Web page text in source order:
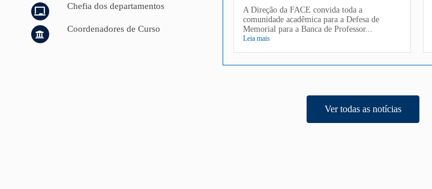
Chefia dos departamentos
Coordenadores de Curso
A Direção da FACE convida toda a
comunidade acadêmica para a Defesa de
Memorial para a Banca de Professor...
Leia mais
Ver todas as notícias